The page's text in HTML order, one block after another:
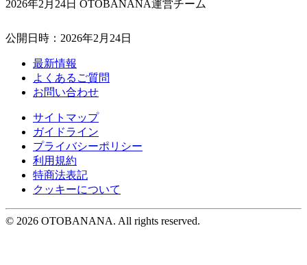
2026年2月24日 OTOBANANA運営チーム
公開日時：2026年2月24日
最新情報
よくあるご質問
お問い合わせ
サイトマップ
ガイドライン
プライバシーポリシー
利用規約
特商法表記
クッキーについて
©︎ 2026 OTOBANANA. All rights reserved.